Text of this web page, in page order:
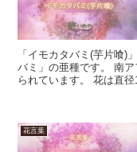
「イモカタバミ(芋片喰)
バミ」の亜種です。 南
られています。 花は直
花言葉